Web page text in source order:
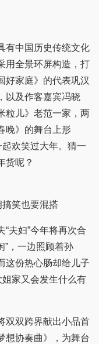
中国历史传统文化
用全景环屏构造，打
好家庭》的代表巩汉
以及作客嘉宾冯晓
粒儿》老范一家，两
晚》的舞台上形
起欢笑过大年。猜一
货呢？
笑也要混搭
妇”今年将再次合
”，一边照顾着孙
这份热心肠却给儿子
姐家又会发生什么有
双跨界献出小品首
想协奏曲》，为舞台